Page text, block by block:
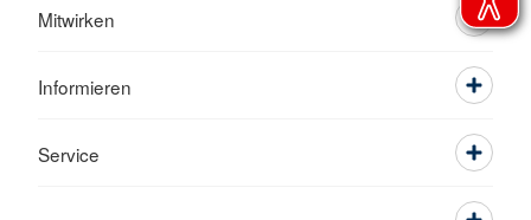
Mitwirken
Informieren
Service